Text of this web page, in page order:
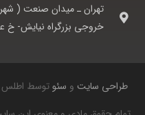
تهران ـ ميدان صنعت (
خروجی بزرگراه نيايش- خ
طراحی سایت و سئوتوسط